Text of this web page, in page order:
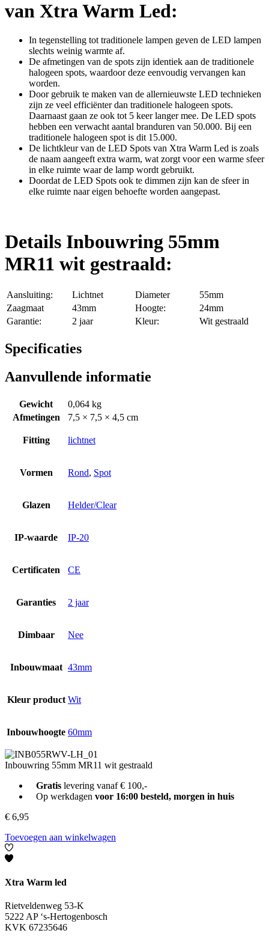
van Xtra Warm Led:
In tegenstelling tot traditionele lampen geven de LED lampen
slechts weinig warmte af.
De afmetingen van de spots zijn identiek aan de traditionele
halogeen spots, waardoor deze eenvoudig vervangen kan
worden.
Door gebruik te maken van de allernieuwste LED technieken
zijn ze veel efficiënter dan traditionele halogeen spots.
Daarnaast gaan ze ook tot 5 keer langer mee. De LED spots
hebben een verwacht aantal branduren van 50.000. Bij een
traditionele halogeen spot is dit 15.000.
De lichtkleur van de LED Spots van Xtra Warm Led is zoals
de naam aangeeft extra warm, wat zorgt voor een warme sfeer
in elke ruimte waar de lamp wordt gebruikt.
Doordat de LED Spots ook te dimmen zijn kan de sfeer in
elke ruimte naar eigen behoefte worden aangepast.
Details Inbouwring 55mm
MR11 wit gestraald:
Aansluiting: Lichtnet Diameter
55mm
Zaagmaat
43mm Hoogte:
24mm
Garantie:
2 jaar Kleur: Wit gestraald
Specificaties
Aanvullende informatie
Gewicht
0,064 kg
Afmetingen
7,5 × 7,5 × 4,5 cm
Fitting lichtnet
Vormen Rond, Spot
Glazen Helder/Clear
IP-waarde IP-20
Certificaten CE
Garanties 2 jaar
Dimbaar Nee
Inbouwmaat 43mm
Kleur product Wit
Inbouwhoogte 60mm
Inbouwring 55mm MR11 wit gestraald
Gratislevering vanaf € 100,-
Op werkdagen voor 16:00 besteld, morgen in huis
€ 6,95
Toevoegen aan winkelwagen
Xtra Warm led
Rietveldenweg 53-K
5222 AP ‘s-Hertogenbosch
KVK 67235646